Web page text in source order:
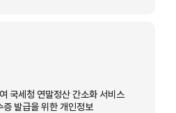
국세청 연말정산 간소화 서비스
발급을 위한 개인정보